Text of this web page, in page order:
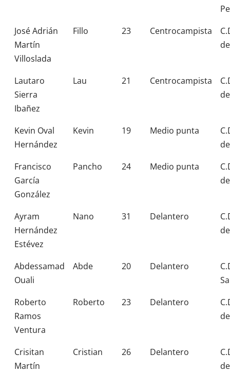
José Adrián
Martín
Villoslada
Fillo 23 Centrocampista
Lautaro
Sierra
Ibañez
Lau 21 Centrocampista
Kevin Oval
Hernández
Kevin 19 Medio punta
Francisco
García
González
Pancho 24 Medio punta
Ayram
Hernández
Estévez
Nano 31 Delantero
Abdessamad
Ouali
Abde 20 Delantero
Roberto
Ramos
Ventura
Roberto 23 Delantero
Crisitan
Martín
Cristian 26 Delantero